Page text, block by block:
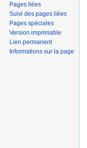
Pages liées
Suivi des pages liées
Pages spéciales
Version imprimable
Lien permanent
Informations sur la page